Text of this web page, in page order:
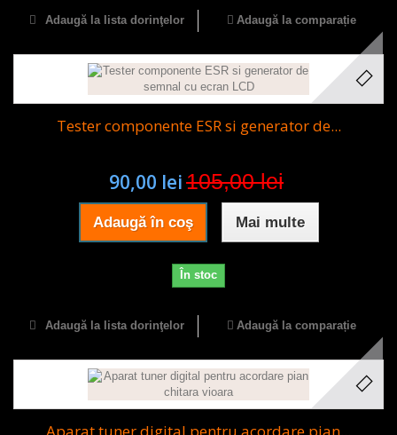
Adaugă la lista dorinţelor Adaugă la comparație
Tester componente ESR si generator de...
90,00 lei105,00 lei
Adaugă în coş Mai multe
În stoc
Adaugă la lista dorinţelor Adaugă la comparație
Aparat tuner digital pentru acordare pian...